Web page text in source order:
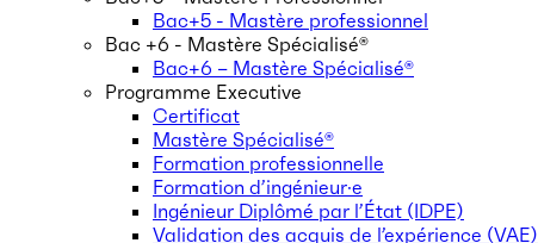
Bac+5 - Mastère professionnel
Bac +6 - Mastère Spécialisé®
Bac+6 – Mastère Spécialisé®
Programme Executive
Certificat
Mastère Spécialisé®
Formation professionnelle
Formation d’ingénieur·e
Ingénieur Diplômé par l’État (IDPE)
Validation des acquis de l’expérience (VAE)